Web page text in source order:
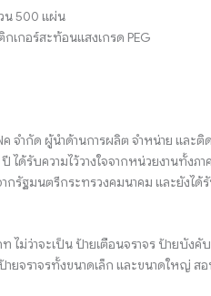
น 500 แผ่น
เกอร์สะท้อนแสงเกรด PEG
ำกัด ผู้นำด้านการผลิต จำหน่าย และ
ด้รับความไว้วางใจจากหน่วยงานทั้งภ
กรัฐมนตรีกระทรวงคมนาคม และยังไ
ม่ว่าจะเป็น ป้ายเตือนจราจร ป้ายบัง
ยจราจรทั้งขนาดเล็ก และขนาดใหญ่ สอ